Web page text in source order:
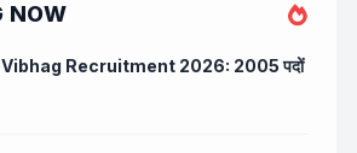
NOW
Recruitment 2026: 2005 पदों